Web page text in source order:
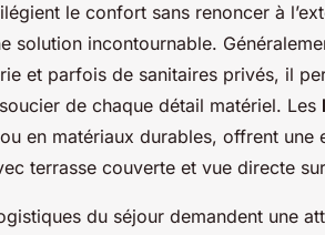
le confort sans renoncer à
solution incontournable.
et parfois de sanitaires privés, il
de chaque détail matériel. Les
en matériaux durables, offrent une
terrasse couverte et vue directe
du séjour demandent une